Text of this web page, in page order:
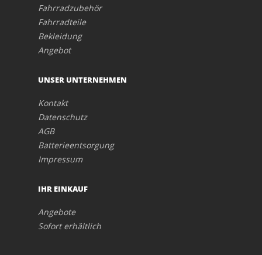
Fahrradzubehör
Fahrradteile
Bekleidung
Angebot
UNSER UNTERNEHMEN
Kontakt
Datenschutz
AGB
Batterieentsorgung
Impressum
IHR EINKAUF
Angebote
Sofort erhältlich